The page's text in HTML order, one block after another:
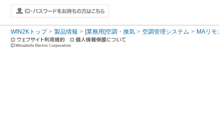
WIN2Kトップ 製品情報 [業務用]空調・換気 空調管理システム MAリモ